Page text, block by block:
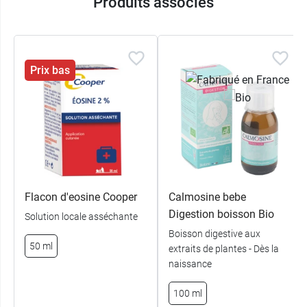
dermatologique et pédiatrique
Crème non parfumée
Le Laboratoire Boiron propose également la
solution buvable Camilia Boironpour les
troubles associés à la poussée dentaire.
Conditionnement : tube de 75 ml
Prix bas
Flacon d'eosine Cooper
Solution locale asséchante
50 ml
Calmosine bebe
Digestion boisson Bio
Boisson digestive aux
extraits de plantes - Dès la
naissance
100 ml